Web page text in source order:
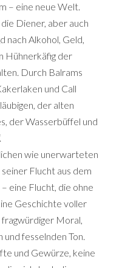
– eine neue Welt.
Diener, aber auch
nach Alkohol, Geld,
Hühnerkäfig der
Durch Balrams
und Call
der alten
der Wasserbüffel und
wie unerwarteten
Flucht aus dem
eine Flucht, die ohne
Geschichte voller
fragwürdiger Moral,
und fesselnden Ton.
und Gewürze, keine